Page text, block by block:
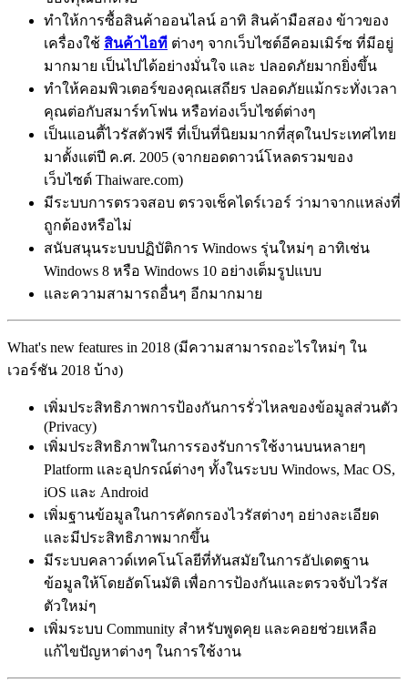
ทำให้การซื้อสินค้าออนไลน์ อาทิ สินค้ามือสอง ข้าวของ
เครื่องใช้ สินค้าไอที ต่างๆ จากเว็บไซต์อีคอมเมิร์ซ ที่มีอยู่
มากมาย เป็นไปได้อย่างมั่นใจ และ ปลอดภัยมากยิ่งขึ้น
ทำให้คอมพิวเตอร์ของคุณเสถียร ปลอดภัยแม้กระทั่งเวลา
คุณต่อกับสมาร์ทโฟน หรือท่องเว็บไซต์ต่างๆ
เป็นแอนตี้ไวรัสตัวฟรี ที่เป็นที่นิยมมากที่สุดในประเทศไทย
มาตั้งแต่ปี ค.ศ. 2005 (จากยอดดาวน์โหลดรวมของ
เว็บไซต์ Thaiware.com)
มีระบบการตรวจสอบ ตรวจเช็คไดร์เวอร์ ว่ามาจากแหล่งที่
ถูกต้องหรือไม่
สนับสนุนระบบปฏิบัติการ Windows รุ่นใหม่ๆ อาทิเช่น
Windows 8 หรือ Windows 10 อย่างเต็มรูปแบบ
และความสามารถอื่นๆ อีกมากมาย
What's new features in 2018 (มีความสามารถอะไรใหม่ๆ ใน
เวอร์ชัน 2018 บ้าง)
เพิ่มประสิทธิภาพการป้องกันการรั่วไหลของข้อมูลส่วนตัว
(Privacy)
เพิ่มประสิทธิภาพในการรองรับการใช้งานบนหลายๆ
Platform และอุปกรณ์ต่างๆ ทั้งในระบบ Windows, Mac OS,
iOS และ Android
เพิ่มฐานข้อมูลในการคัดกรองไวรัสต่างๆ อย่างละเอียด
และมีประสิทธิภาพมากขึ้น
มีระบบคลาวด์เทคโนโลยีที่ทันสมัยในการอัปเดตฐาน
ข้อมูลให้โดยอัตโนมัติ เพื่อการป้องกันและตรวจจับไวรัส
ตัวใหม่ๆ
เพิ่มระบบ Community สำหรับพูดคุย และคอยช่วยเหลือ
แก้ไขปัญหาต่างๆ ในการใช้งาน